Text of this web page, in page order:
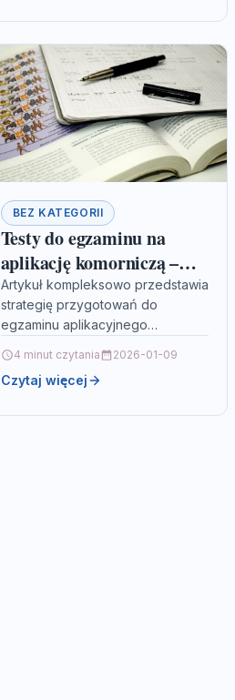
BEZ KATEGORII
Testy do egzaminu na
aplikację komorniczą –
przygotuj się na sukces
Artykuł kompleksowo przedstawia
strategię przygotowań do
egzaminu aplikacyjnego
solidnym planie nauki,
systematyczności oraz
4 minut czytania 2026-01-09
Czytaj więcej